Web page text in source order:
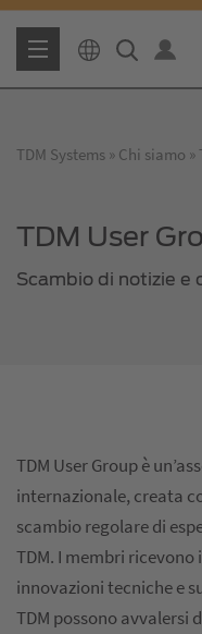
TDM Systems Chi siamo
TDM User
Scambio di notizie e
TDM User Group è
internazionale, creata
scambio regolare di
TDM. I membri
innovazioni tecniche e
TDM possono avvalersi